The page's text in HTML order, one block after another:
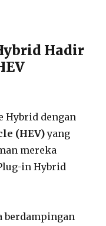
Hadir
Hybrid dengan
(HEV)yang
mereka
in Hybrid
berdampingan